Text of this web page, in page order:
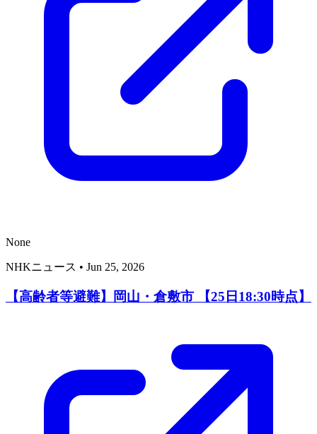
None
NHKニュース • Jun 25, 2026
【高齢者等避難】岡山・倉敷市 【25日18:30時点】